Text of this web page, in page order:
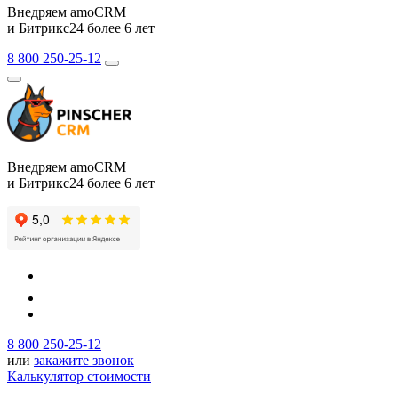
Внедряем amoCRM
и Битрикс24 более 6 лет
8 800 250-25-12
Внедряем amoCRM
и Битрикс24 более 6 лет
8 800 250-25-12
или закажите звонок
Калькулятор стоимости